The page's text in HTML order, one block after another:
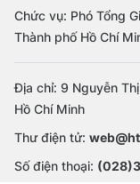
Chức vụ: Phó Tổng
Thành phố Hồ Chí
Địa chỉ: 9 Nguyễn
Hồ Chí Minh
Thư điện tử:
Số điện thoại: